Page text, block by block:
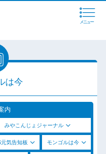
メニュー
は今
内
みやこんじょジャーナル
元気告知板 モンゴルは今